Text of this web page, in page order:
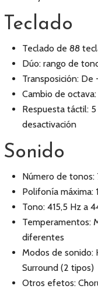
Teclado
Teclado de 88
Dúo: rango de
Transposición: De
Cambio de
Respuesta táctil:
desactivación
Sonido
Número de tonos:
Polifonía máxima:
Tono: 415,5 Hz a
Temperamentos:
diferentes
Modos de sonido:
Surround (2 tipos)
Otros efetos: